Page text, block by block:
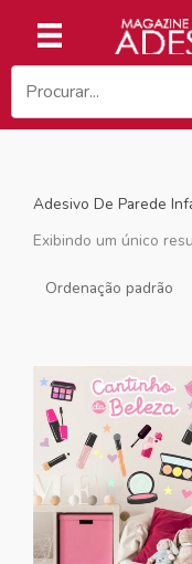
conteúdo
Adesivo De Parede
Exibindo um único